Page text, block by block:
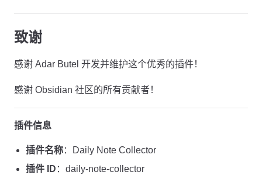
致谢
感谢 Adar Butel 开发并维护这个优秀的插件！
感谢 Obsidian 社区的所有贡献者！
插件信息
插件名称：Daily Note Collector
插件 ID ：daily-note-collector